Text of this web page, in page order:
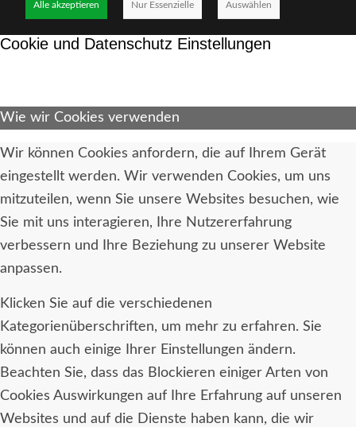
Alle akzeptieren Nur Essenzielle Auswählen
Cookie und Datenschutz Einstellungen
Wie wir Cookies verwenden
Wir können Cookies anfordern, die auf Ihrem Gerät
eingestellt werden. Wir verwenden Cookies, um uns
mitzuteilen, wenn Sie unsere Websites besuchen, wie
Sie mit uns interagieren, Ihre Nutzererfahrung
verbessern und Ihre Beziehung zu unserer Website
anpassen.
Klicken Sie auf die verschiedenen
Kategorienüberschriften, um mehr zu erfahren. Sie
können auch einige Ihrer Einstellungen ändern.
Beachten Sie, dass das Blockieren einiger Arten von
Cookies Auswirkungen auf Ihre Erfahrung auf unseren
Websites und auf die Dienste haben kann, die wir